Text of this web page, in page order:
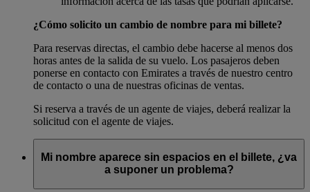
¿Cómo solicito un cambio de nombre para mi billete?
Para reservas directas, el cambio debe hacerse al menos dos
horas antes de la salida de su vuelo. Los pasajeros deben
ponerse en contacto con Emirates a través de nuestro centro
de contacto o una de nuestras oficinas de ventas.
Si reserva a través de un agente de viajes, deberá realizar la
solicitud con el agente de viajes.
Mi nombre aparece sin espacios en el billete, ¿va
a suponer un problema?